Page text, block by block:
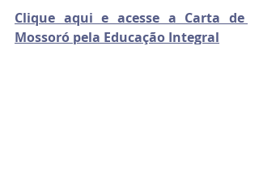
Clique aqui e acesse a Carta de
Mossoró pela Educação Integral